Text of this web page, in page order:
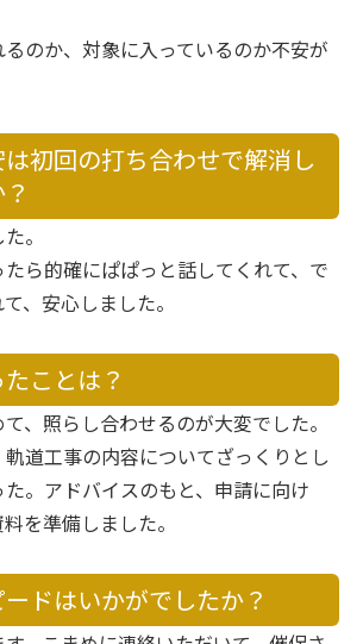
のか、対象に入っているのか不安が
初回の打ち合わせで解消し
。
ら的確にぱぱっと話してくれて、で
、安心しました。
ことは？
、照らし合わせるのが大変でした。
道工事の内容についてざっくりとし
。アドバイスのもと、申請に向け
を準備しました。
ドはいかがでしたか？